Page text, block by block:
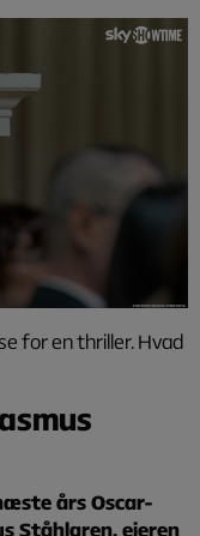
for en thriller. Hvad
års Oscar-
Ståhlgren, ejeren